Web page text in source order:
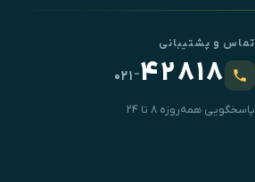
تماس و پشتیبانی
۴۲۸۱۸-۰۲۱
پاسخگویی همه‌روزه ۸ تا ۲۴